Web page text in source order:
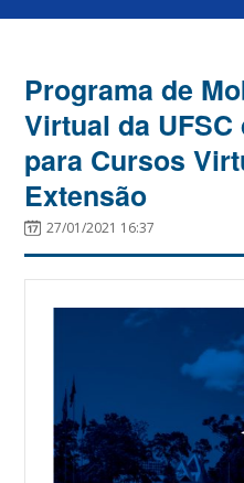
Programa de
Virtual da
para Cursos
Extensão
27/01/2021 16:37